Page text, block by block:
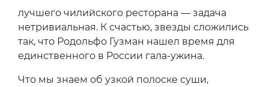
лучшего чилийского ресторана — задача
нетривиальная. К счастью, звезды сложились
так, что Родольфо Гузман нашел время для
единственного в России гала-ужина.
Что мы знаем об узкой полоске суши,